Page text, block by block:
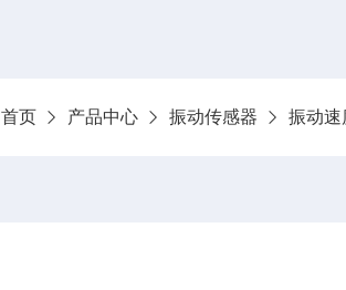
首页 产品中心 振动传感器 振动速